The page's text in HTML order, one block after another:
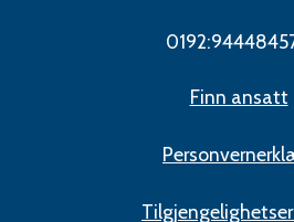
Finn ansatt